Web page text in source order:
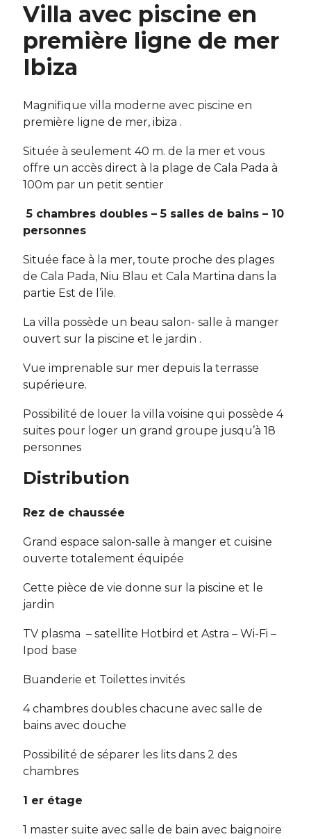
Villa avec piscine en
première ligne de mer
Ibiza
Magnifique villa moderne avec piscine en
première ligne de mer, ibiza .
Située à seulement 40 m. de la mer et vous
offre un accès direct à la plage de Cala Pada à
100m par un petit sentier
5 chambres doubles – 5 salles de bains – 10
personnes
Située face à la mer, toute proche des plages
de Cala Pada, Niu Blau et Cala Martina dans la
partie Est de l’ile.
La villa possède un beau salon- salle à manger
ouvert sur la piscine et le jardin .
Vue imprenable sur mer depuis la terrasse
supérieure.
Possibilité de louer la villa voisine qui possède 4
suites pour loger un grand groupe jusqu’à 18
personnes
Distribution
Rez de chaussée
Grand espace salon-salle à manger et cuisine
ouverte totalement équipée
Cette pièce de vie donne sur la piscine et le
jardin
TV plasma – satellite Hotbird et Astra – Wi-Fi –
Ipod base
Buanderie et Toilettes invités
4 chambres doubles chacune avec salle de
bains avec douche
Possibilité de séparer les lits dans 2 des
chambres
1 er étage
1 master suite avec salle de bain avec baignoire